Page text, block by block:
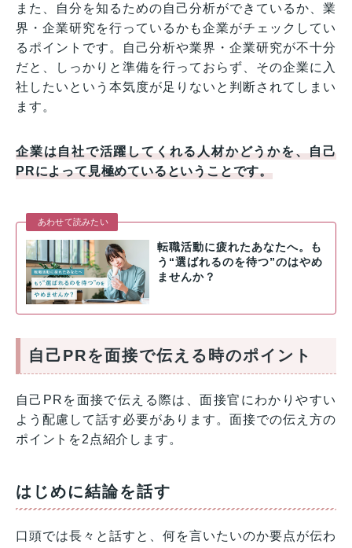
また、自分を知るための自己分析ができているか、業
界・企業研究を行っているかも企業がチェックしてい
るポイントです。自己分析や業界・企業研究が不十分
だと、しっかりと準備を行っておらず、その企業に入
社したいという本気度が足りないと判断されてしまい
ます。
企業は自社で活躍してくれる人材かどうかを、自己
PRによって見極めているということです。
あわせて読みたい
転職活動に疲れたあなたへ。も
う“選ばれるのを待つ”のはやめ
ませんか？
自己PRを面接で伝える時のポイント
自己PRを面接で伝える際は、面接官にわかりやすい
よう配慮して話す必要があります。面接での伝え方の
ポイントを2点紹介します。
はじめに結論を話す
口頭では長々と話すと、何を言いたいのか要点が伝わ